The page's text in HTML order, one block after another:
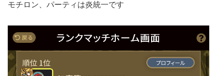
モチロン、パーティは炎統一です